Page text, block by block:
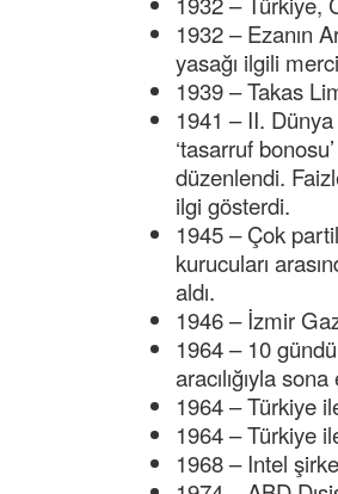
1932 – Ezanın
yasağı ilgili
1939 – Takas
1941 – II.
‘tasarruf
düzenlendi.
ilgi gösterdi.
1945 – Çok
kurucuları
aldı.
1946 – İzmir
1964 – 10
aracılığıyla
1964 – Türkiye
1964 – Türkiye
1968 – Intel